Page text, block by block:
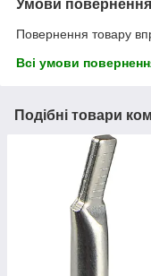
Умови повернення
Повернення товару
Всі умови
Подібні товари